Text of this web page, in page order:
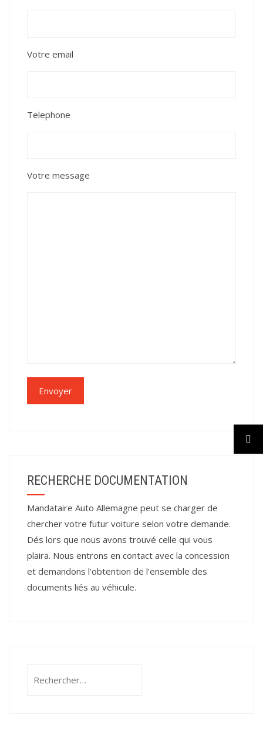
Votre email
Telephone
Votre message
RECHERCHE DOCUMENTATION
Mandataire Auto Allemagne peut se charger de
chercher votre futur voiture selon votre demande.
Dés lors que nous avons trouvé celle qui vous
plaira. Nous entrons en contact avec la concession
et demandons l’obtention de l’ensemble des
documents liés au véhicule.